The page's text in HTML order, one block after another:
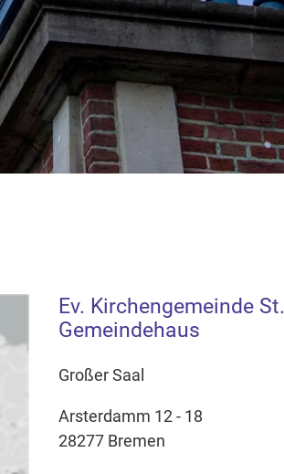
Ev. Kirchengemeinde
Gemeindehaus
Großer Saal
Arsterdamm 12 - 18
28277 Bremen